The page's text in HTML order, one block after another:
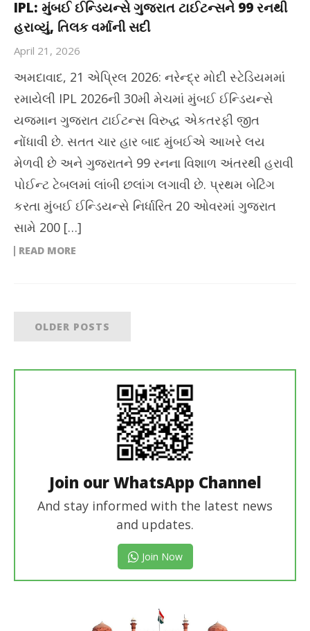
IPL: મુંબઈ ઈન્ડિયન્સે ગુજરાત ટાઈટન્સને 99 રનથી
હરાવ્યું, તિલક વર્માની સદી
April 21, 2026
અમદાવાદ, 21 એપ્રિલ 2026: નરેન્દ્ર મોદી સ્ટેડિયમમાં
રમાયેલી IPL 2026ની 30મી મેચમાં મુંબઈ ઈન્ડિયન્સે
યજમાન ગુજરાત ટાઈટન્સ વિરુદ્ધ એકતરફી જીત
નોંધાવી છે. સતત ચાર હાર બાદ મુંબઈએ આખરે લય
મેળવી છે અને ગુજરાતને 99 રનના વિશાળ અંતરથી હરાવી
પોઈન્ટ ટેબલમાં લાંબી છલાંગ લગાવી છે. પ્રથમ બેટિંગ
કરતા મુંબઈ ઈન્ડિયન્સે નિર્ધારિત 20 ઓવરમાં ગુજરાત
સામે 200 […]
READ MORE
OLDER POSTS
Join our WhatsApp Channel
And stay informed with the latest news
and updates.
Join Now